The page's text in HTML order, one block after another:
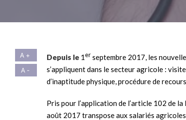
Depuis le 1er septembre 2017, les
s’appliquent dans le secteur agricole :
d’inaptitude physique, procédure de
Pris pour l’application de l’article 102 de
août 2017 transpose aux salariés